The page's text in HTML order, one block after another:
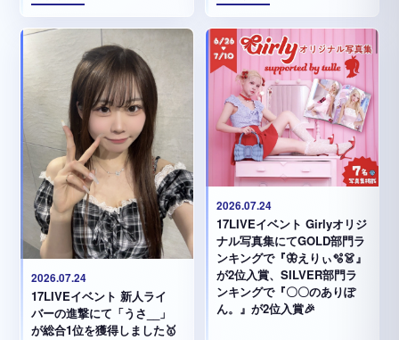
2026.07.24
17LIVEイベント 新人ライ
バーの進撃にて「うさ__」
が総合1位を獲得しました🥇
2026.07.24
17LIVEイベント Girlyオリジ
ナル写真集にてGOLD部門ラ
ンキングで『🦋えりぃ🫧👗』
が2位入賞、SILVER部門ラ
ンキングで『〇〇のありぽ
ん。』が2位入賞🎉